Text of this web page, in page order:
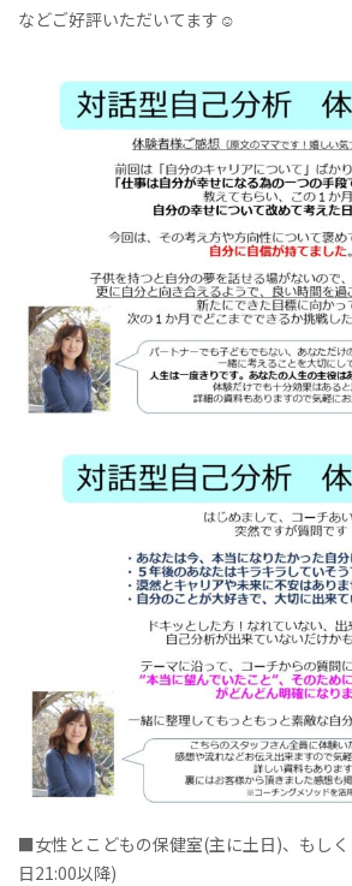
などご好評いただいてます☺️
■女性とこどもの保健室(主に土日)、もし
日21:00以降)